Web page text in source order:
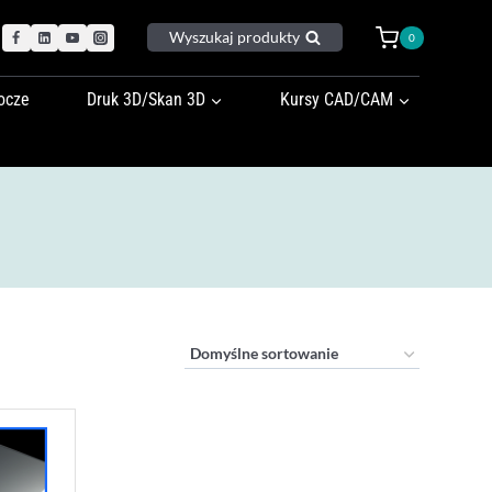
Wyszukaj produkty 0
Druk 3D/Skan 3D Kursy CAD/CAM